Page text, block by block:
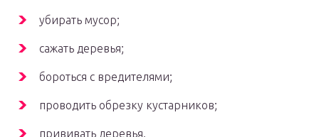
убирать мусор;
сажать деревья;
бороться с вредителями;
проводить обрезку кустарников;
прививать деревья.